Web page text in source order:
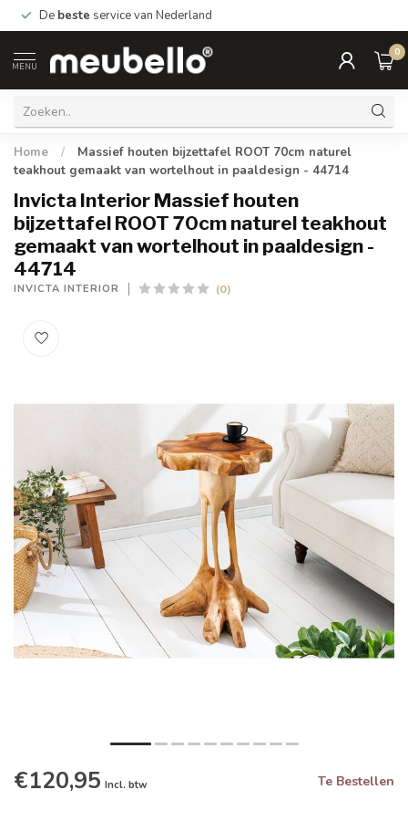
De beste service van Nederland
MENU
0
Home /
Massief houten bijzettafel ROOT 70cm naturel
teakhout gemaakt van wortelhout in paaldesign - 44714
Invicta Interior Massief houten
bijzettafel ROOT 70cm naturel teakhout
gemaakt van wortelhout in paaldesign -
44714
INVICTA INTERIOR (0)
€120,95 Incl. btw Te Bestellen